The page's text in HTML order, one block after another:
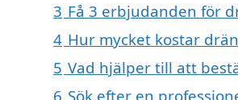
3 Få 3 erbjudanden för
4 Hur mycket kostar
5 Vad hjälper till att
6 Sök efter en